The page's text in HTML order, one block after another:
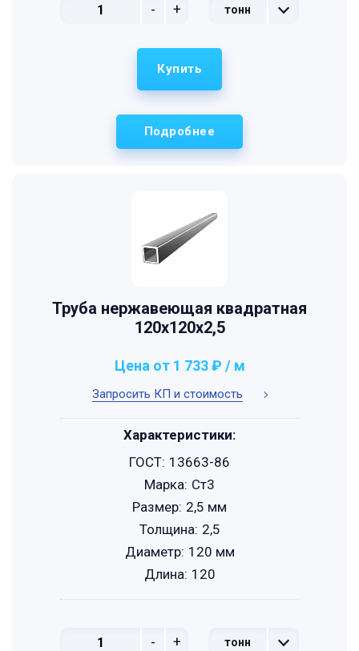
- + тонн
Подробнее
Купить
Труба нержавеющая квадратная
120х120х2,5
Запросить КП и стоимость
Цена от 1 733 ₽ / м
- + тонн
Характеристики:
ГОСТ: 13663-86
Марка: Ст3
Размер: 2,5 мм
Толщина: 2,5
Диаметр: 120 мм
Длина: 120